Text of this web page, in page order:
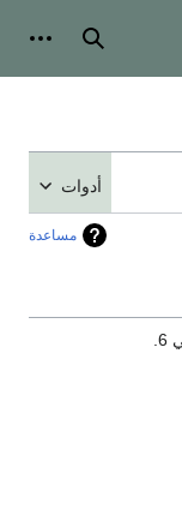
بحث
أدوات
مساعدة